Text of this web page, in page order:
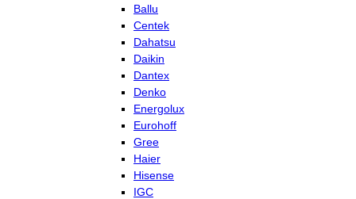
Ballu
Centek
Dahatsu
Daikin
Dantex
Denko
Energolux
Eurohoff
Gree
Haier
Hisense
IGC